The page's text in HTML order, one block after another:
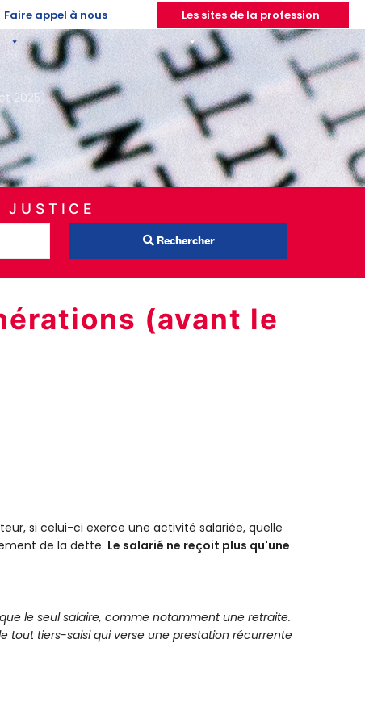
Faire appel à nous Les sites de la profession
2025)
JUSTICE
Rechercher
(avant le
si celui-ci exerce une activité salariée, quelle
de la dette. Le salarié ne reçoit plus qu'une
le seul salaire, comme notamment une retraite.
tout tiers-saisi qui verse une prestation récurrente